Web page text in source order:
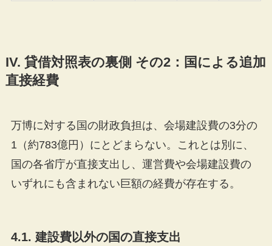
IV. 貸借対照表の裏側 その2：国による追加
直接経費
万博に対する国の財政負担は、会場建設費の3分の
1（約783億円）にとどまらない。これとは別に、
国の各省庁が直接支出し、運営費や会場建設費の
いずれにも含まれない巨額の経費が存在する。
4.1. 建設費以外の国の直接支出